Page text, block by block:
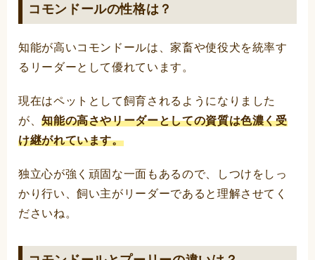
コモンドールの性格は？
知能が高いコモンドールは、家畜や使役犬を統率す
るリーダーとして優れています。
現在はペットとして飼育されるようになりました
が、知能の高さやリーダーとしての資質は色濃く受
け継がれています。
独立心が強く頑固な一面もあるので、しつけをしっ
かり行い、飼い主がリーダーであると理解させてく
ださいね。